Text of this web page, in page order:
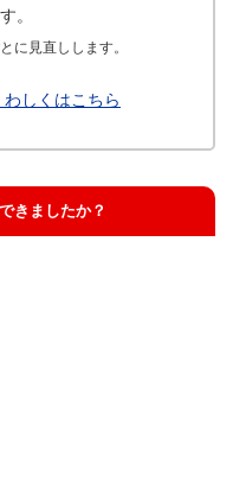
。
に見直しします。
しくはこちら
きましたか？